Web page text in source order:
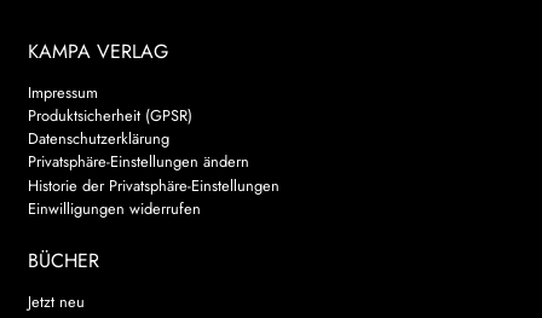
KAMPA VERLAG
Impressum
Produktsicherheit (GPSR)
Datenschutzerklärung
Privatsphäre-Einstellungen ändern
Historie der Privatsphäre-Einstellungen
Einwilligungen widerrufen
BÜCHER
Jetzt neu